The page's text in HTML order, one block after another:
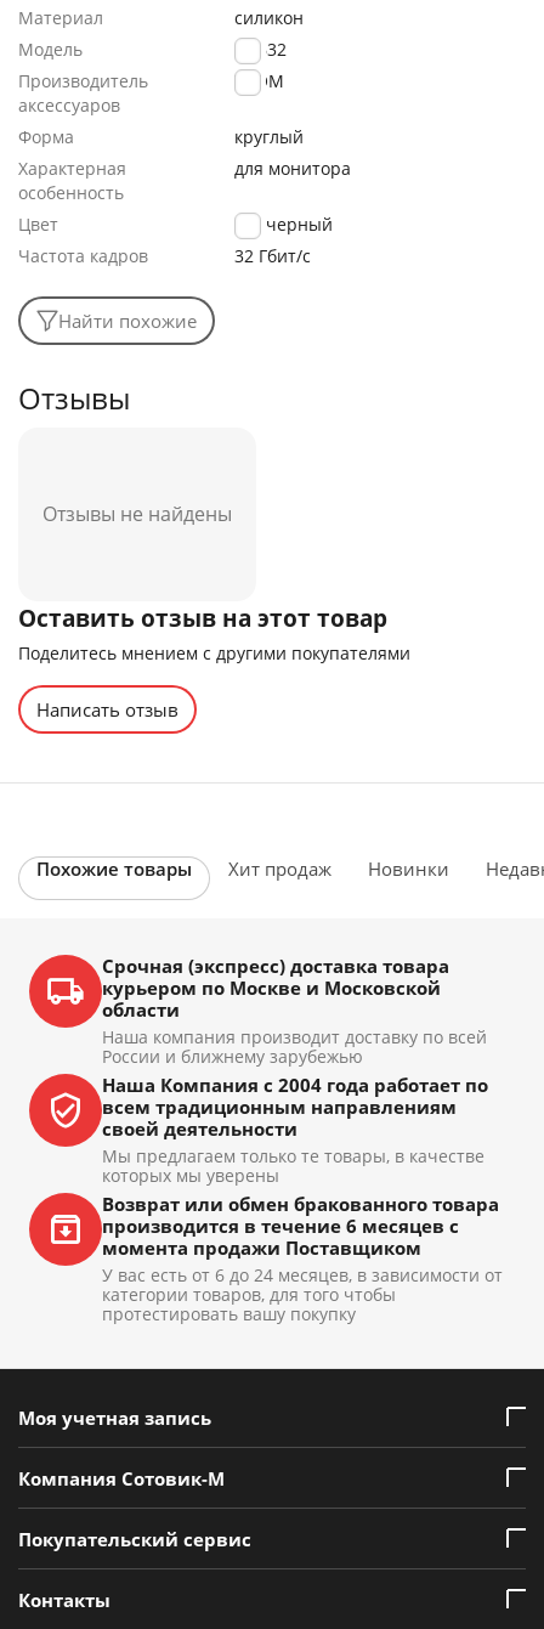
Материал
силикон
Модель
CG632
Производитель
аксессуаров
VCOM
Форма
круглый
Характерная
особенность
для монитора
Цвет
черный
Частота кадров
32 Гбит/с
Найти похожие
Отзывы
Отзывы не найдены
Оставить отзыв на этот товар
Поделитесь мнением с другими покупателями
Написать отзыв
Похожие товары Хит продаж Новинки
Срочная (экспресс) доставка товара
курьером по Москве и Московской
области
Наша компания производит доставку по всей
России и ближнему зарубежью
Наша Компания с 2004 года работает по
всем традиционным направлениям
своей деятельности
Мы предлагаем только те товары, в качестве
которых мы уверены
Возврат или обмен бракованного товара
производится в течение 6 месяцев с
момента продажи Поставщиком
У вас есть от 6 до 24 месяцев, в зависимости от
категории товаров, для того чтобы
протестировать вашу покупку
Моя учетная запись
Компания Сотовик-М
Покупательский сервис
Контакты